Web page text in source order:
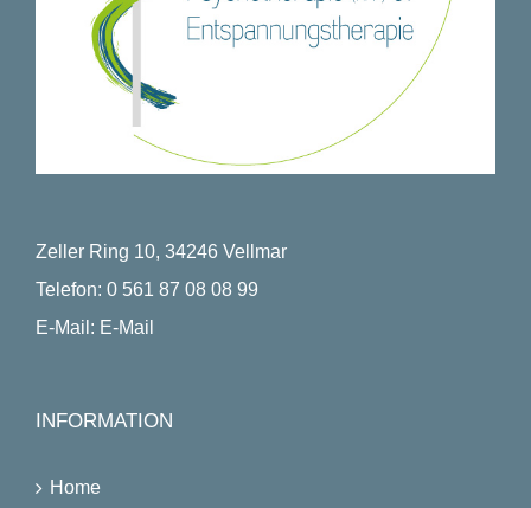
Zeller Ring 10, 34246 Vellmar
Telefon: 0 561 87 08 08 99
E-Mail: E-Mail
INFORMATION
Home